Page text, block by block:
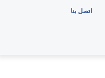
اتصل بنا